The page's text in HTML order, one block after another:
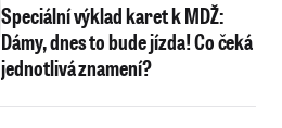
Speciální výklad karet k MDŽ:
Dámy, dnes to bude jízda! Co čeká
jednotlivá znamení?